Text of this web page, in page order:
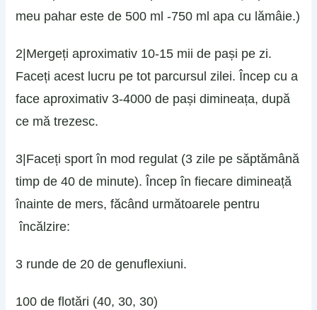
meu pahar este de 500 ml -750 ml apa cu lămâie.)
2|Mergeți aproximativ 10-15 mii de pași pe zi.
Faceți acest lucru pe tot parcursul zilei. Încep cu a
face aproximativ 3-4000 de pași dimineața, după
ce mă trezesc.
3|Faceți sport în mod regulat (3 zile pe săptămână
timp de 40 de minute). Încep în fiecare dimineață
înainte de mers, făcând următoarele pentru
încălzire:
3 runde de 20 de genuflexiuni.
100 de flotări (40, 30, 30)